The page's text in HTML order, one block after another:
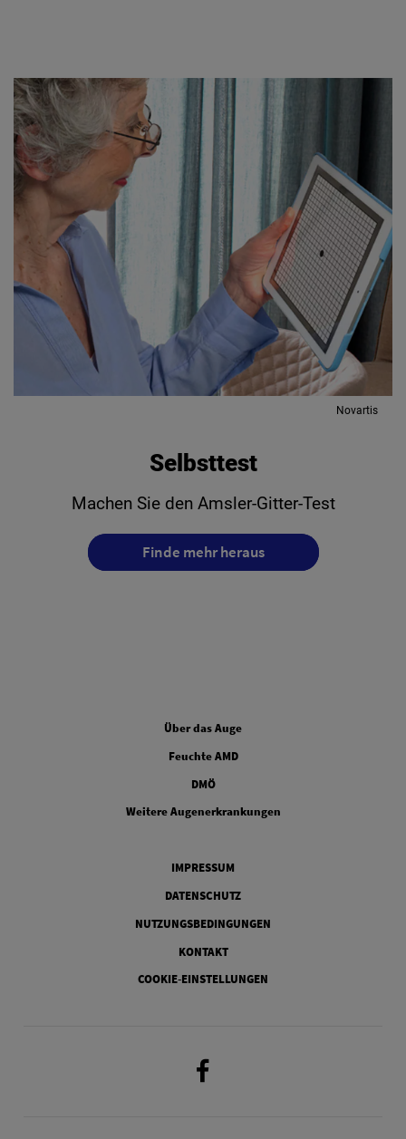
Novartis
Selbsttest
Machen Sie den Amsler-Gitter-Test
Finde mehr heraus
Über das Auge
Feuchte AMD
DMÖ
Weitere Augenerkrankungen
IMPRESSUM
DATENSCHUTZ
NUTZUNGSBEDINGUNGEN
KONTAKT
COOKIE-EINSTELLUNGEN